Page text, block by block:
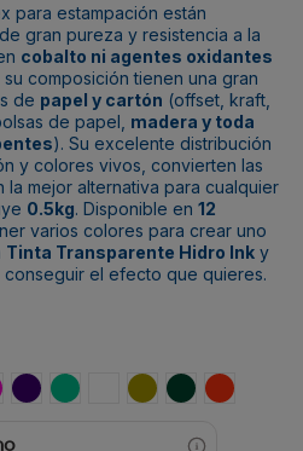
para estampación están
gran pureza y resistencia a la
cobalto ni agentes oxidantes
composición tienen una gran
de papel y cartón (offset, kraft,
de papel, madera y toda
). Su excelente distribución
y colores vivos, convierten las
la mejor alternativa para cualquier
0.5kg. Disponible en 12
varios colores para crear uno
Tinta Transparente Hidro Ink y
conseguir el efecto que quieres.
Dioxamine Violet
Verde Blanco Oro RicoVerde 627Rojo 485